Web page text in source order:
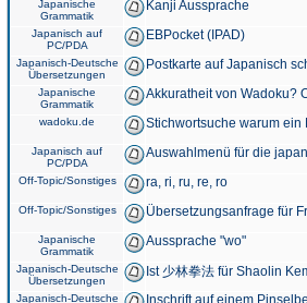
Japanische
Grammatik
Kanji Aussprache
Japanisch auf
PC/PDA
EBPocket (IPAD)
Japanisch-Deutsche
Übersetzungen
Postkarte auf Japanisch
Japanische
Grammatik
Akkuratheit von Wadoku?
wadoku.de Stichwortsuche warum
Japanisch auf
PC/PDA
Auswahlmenü für die
Off-Topic/Sonstiges ra, ri, ru, re, ro
Off-Topic/Sonstiges Übersetzungsanfrage für
Japanische
Grammatik
Aussprache "wo"
Japanisch-Deutsche
Übersetzungen
Ist 少林拳法 für Shaolin
Japanisch-Deutsche
Inschrift auf einem